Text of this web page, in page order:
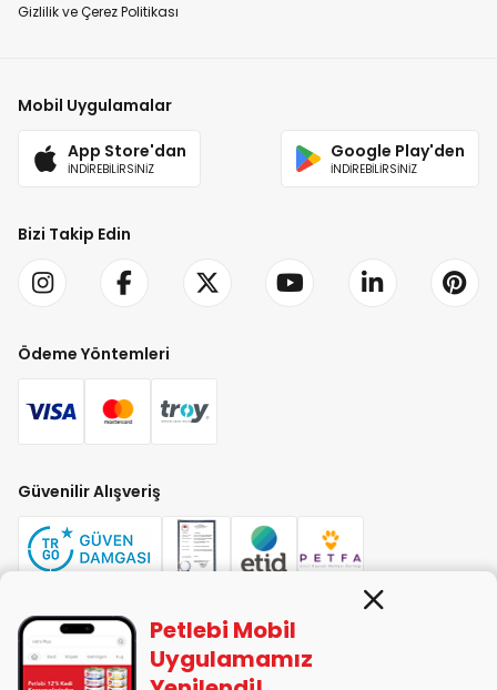
Gizlilik ve Çerez Politikası
Mobil Uygulamalar
App Store'dan
İNDİREBİLİRSİNİZ
Google Play'den
İNDİREBİLİRSİNİZ
Bizi Takip Edin
Ödeme Yöntemleri
Güvenilir Alışveriş
PETLEBİ EVCİL HAYVAN ÜRÜNLERİ PAZ. SAN. TİC. LTD. ŞTİ. Alaşarköy Mah.
1. Alaşar Cad. No: 9 Osmangazi/Bursa
Petlebi Mobil
Uygulamamız